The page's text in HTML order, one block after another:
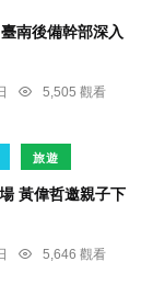
南後備幹部深入
5,505 觀看
旅遊
黃偉哲邀親子下
5,646 觀看